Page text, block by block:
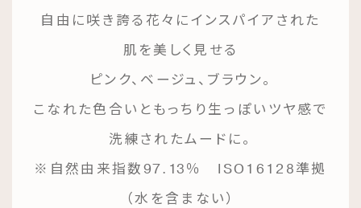
自由に咲き誇る花々にインスパイアされた
肌を美しく見せる
ピンク、ベージュ、ブラウン。
こなれた色合いともっちり生っぽいツヤ感で
洗練されたムードに。
※自然由来指数97.13％ ISO16128準拠
（水を含まない）